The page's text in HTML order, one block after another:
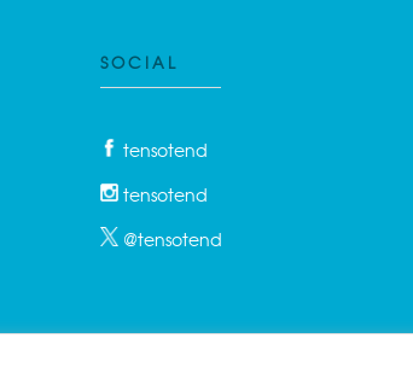
SOCIAL
tensotend
tensotend
@tensotend